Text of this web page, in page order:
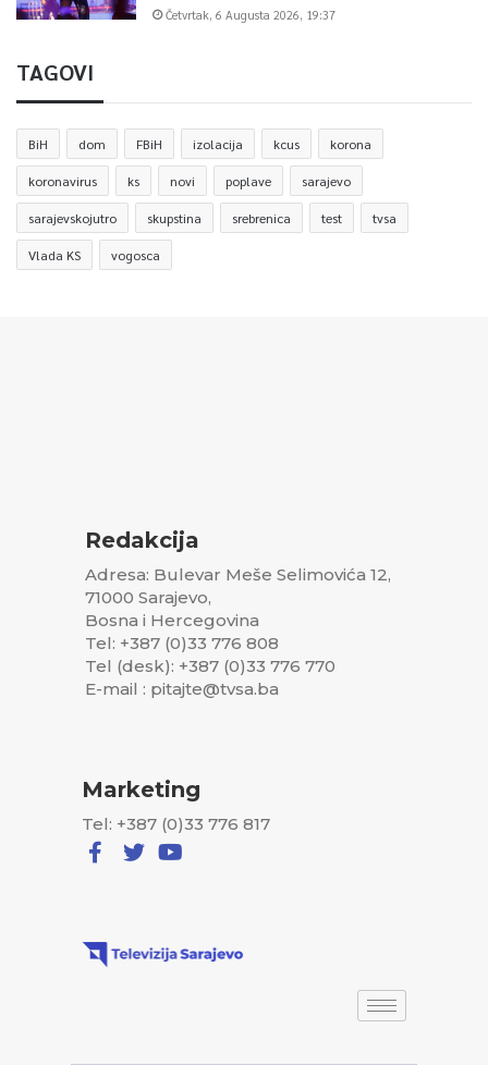
Četvrtak, 6 Augusta 2026, 19:37
TAGOVI
BiH dom FBiH izolacija kcus korona
koronavirus ks novi poplave sarajevo
sarajevskojutro skupstina srebrenica test tvsa
Vlada KS vogosca
Redakcija
Adresa: Bulevar Meše Selimovića 12,
71000 Sarajevo,
Bosna i Hercegovina
Tel: +387 (0)33 776 808
Tel (desk): +387 (0)33 776 770
E-mail : pitajte@tvsa.ba
Marketing
Tel: +387 (0)33 776 817